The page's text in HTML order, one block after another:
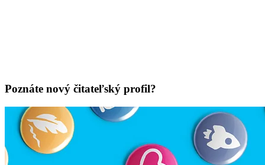
Poznáte nový čitateľský profil?